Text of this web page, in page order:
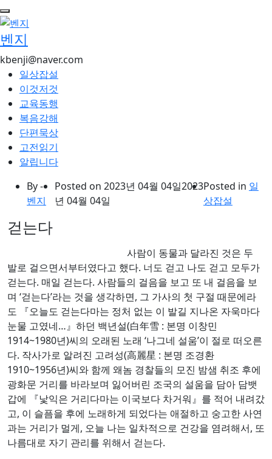
콘
텐
츠
로
건
너
뛰
기
벤지
kbenji@naver.com
일상잡설
이것저것
교육동행
복음강해
단편묵상
고전읽기
알립니다
By -
벤지
Posted on 2023년 04월 04일2023
년 04월 04일
Posted in 일
상잡설
걷는다
사람이 동물과 달라진 것은 두
발로 걸으면서부터였다고 했다. 너도 걷고 나도 걷고 모두가
걷는다. 매일 걷는다. 사람들의 걸음을 보고 또 내 걸음을 보
며 ‘걷는다’라는 것을 생각하면, 그 가사의 첫 구절 때문에라
도 『오늘도 걷는다마는 정처 없는 이 발길 지나온 자욱마다
눈물 고였네…』하던 백년설(白年雪 : 본명 이창민
1914~1980년)씨의 오래된 노래 ‘나그네 설움’이 절로 떠오른
다. 작사가로 알려진 고려성(高麗星 : 본명 조경환
1910~1956년)씨와 함께 왜놈 경찰들의 모진 밤샘 취조 후에
광화문 거리를 바라보며 잃어버린 조국의 설움을 담아 담뱃
갑에 『낯익은 거리다마는 이국보다 차거워』를 적어 내려갔
고, 이 슬픔을 후에 노래하게 되었다는 애절하고 숭고한 사연
과는 거리가 멀게, 오늘 나는 일차적으로 건강을 염려해서, 또
나름대로 자기 관리를 위해서 걷는다.